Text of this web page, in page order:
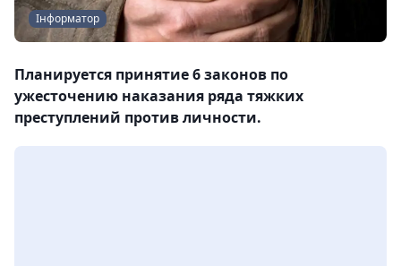
Інформатор
Планируется принятие 6 законов по
ужесточению наказания ряда тяжких
преступлений против личности.